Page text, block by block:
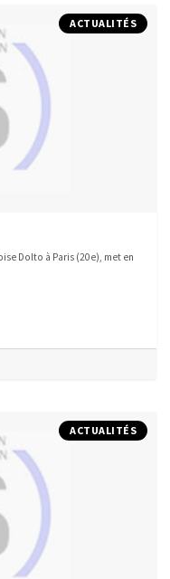
ACTUALITÉS
Dolto à Paris (20e), met en
ACTUALITÉS